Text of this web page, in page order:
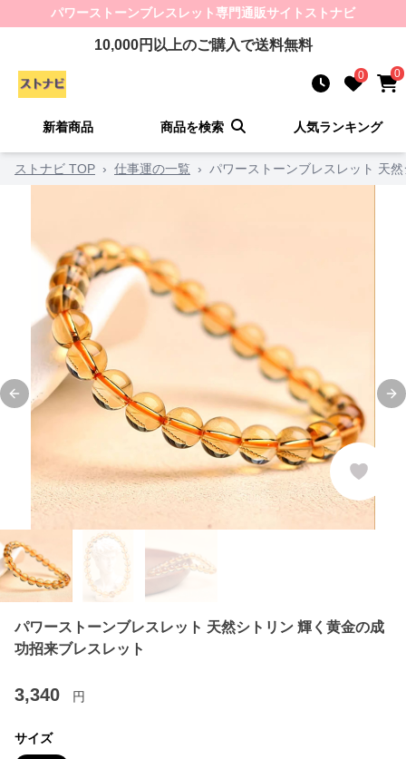
パワーストーンブレスレット専門通販サイト ストナビ
10,000円以上のご購入で送料無料
0 0
新着商品 商品を検索 人気ランキング
ストナビ TOP › 仕事運の一覧 › パワーストーンブレスレット 天
Previous slide
パワーストーンブレスレット 天然シトリン 輝く黄金の成
功招来ブレスレット
3,340 円
サイズ